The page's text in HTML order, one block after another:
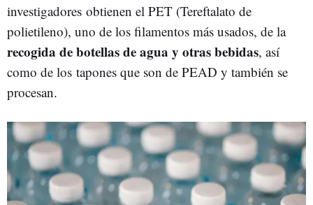
investigadores obtienen el PET (Tereftalato de
polietileno), uno de los filamentos más usados, de la
recogida de botellas de agua y otras bebidas, así
como de los tapones que son de PEAD y también se
procesan.